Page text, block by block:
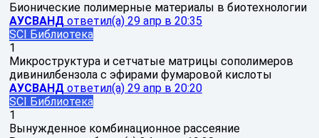
Бионические полимерные материалы в биотехнологии
АУСВАНД ответил(а) 29 апр в 20:35
SCI Библиотека
1
Микроструктура и сетчатые матрицы сополимеров
дивинилбензола с эфирами фумаровой кислоты
АУСВАНД ответил(а) 29 апр в 20:20
SCI Библиотека
1
Вынужденное комбинационное рассеяние